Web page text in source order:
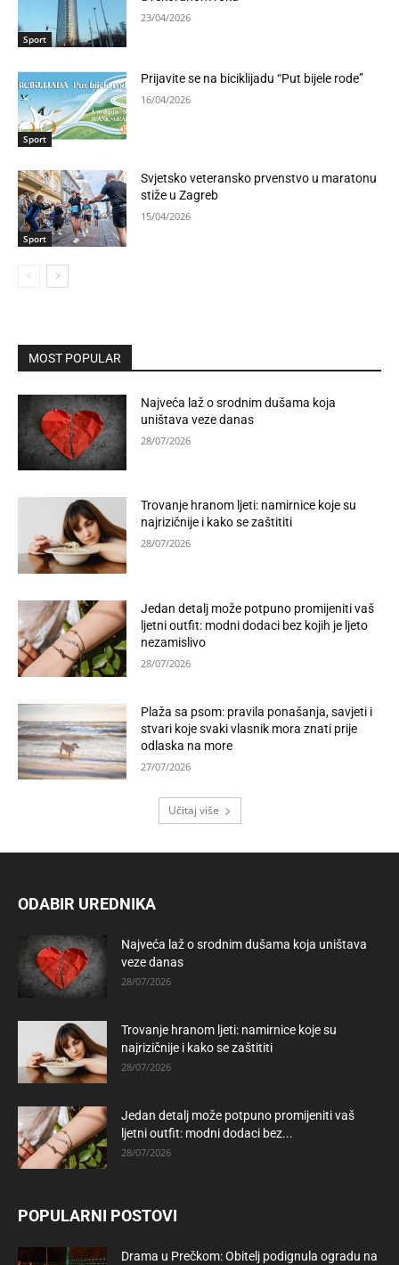
Sport
23/04/2026
Sport
Prijavite se na biciklijadu “Put bijele rode”
16/04/2026
Sport
Svjetsko veteransko prvenstvo u maratonu
stiže u Zagreb
15/04/2026
MOST POPULAR
Najveća laž o srodnim dušama koja
uništava veze danas
28/07/2026
Trovanje hranom ljeti: namirnice koje su
najrizičnije i kako se zaštititi
28/07/2026
Jedan detalj može potpuno promijeniti vaš
ljetni outfit: modni dodaci bez kojih je ljeto
nezamislivo
28/07/2026
Plaža sa psom: pravila ponašanja, savjeti i
stvari koje svaki vlasnik mora znati prije
odlaska na more
27/07/2026
Učitaj više
ODABIR UREDNIKA
Najveća laž o srodnim dušama koja uništava
veze danas
28/07/2026
Trovanje hranom ljeti: namirnice koje su
najrizičnije i kako se zaštititi
28/07/2026
Jedan detalj može potpuno promijeniti vaš
ljetni outfit: modni dodaci bez...
28/07/2026
POPULARNI POSTOVI
Drama u Prečkom: Obitelj podignula ogradu na